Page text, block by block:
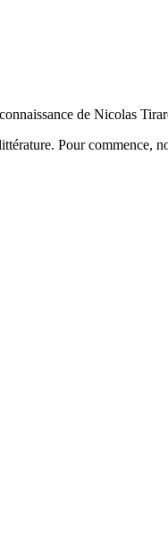
de Nicolas
Pour commence,